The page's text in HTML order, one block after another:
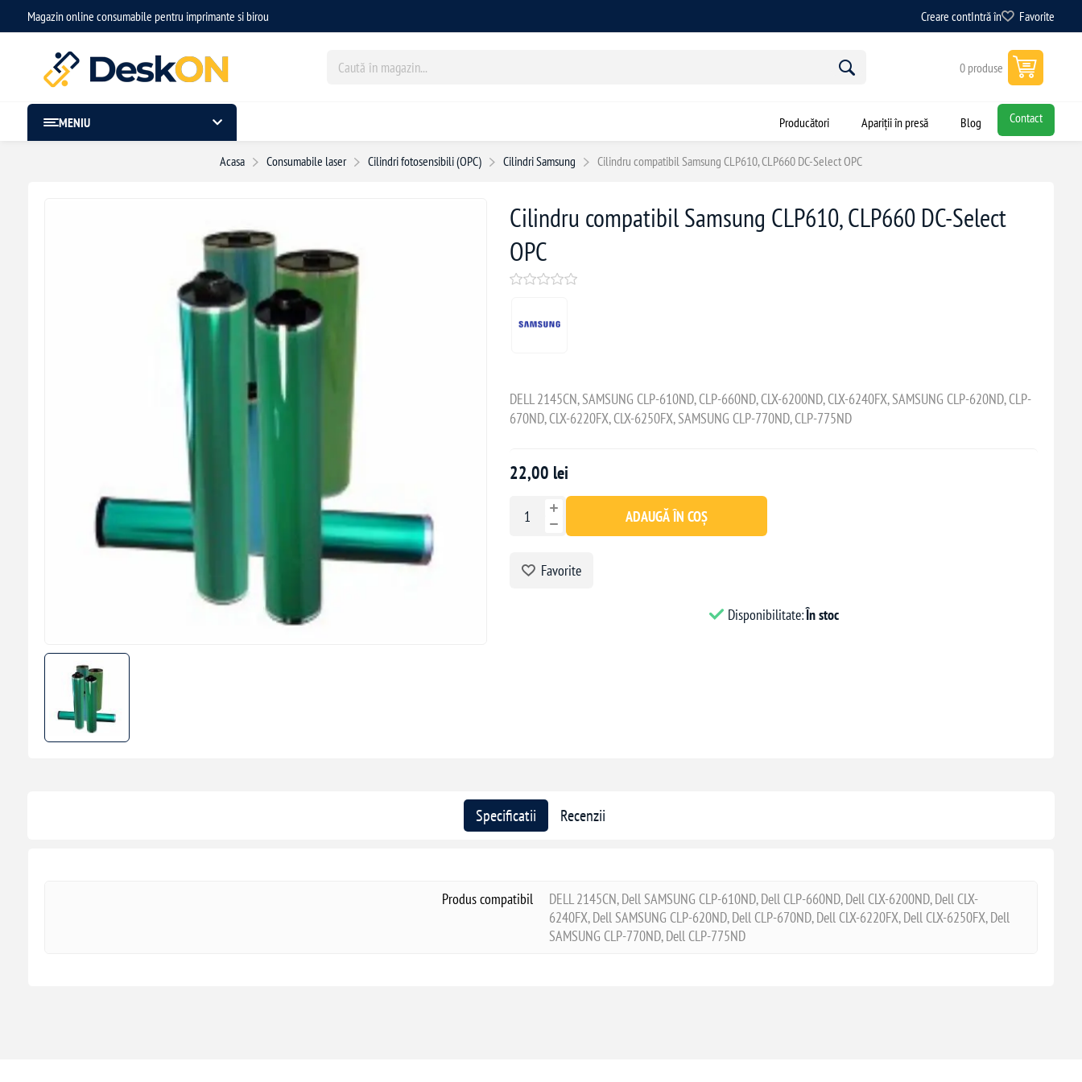
Magazin online consumabile pentru imprimante si birou Creare contIntră în Favorite
0 produse
MENIU Producători Apariții în presă Blog Contact
Acasa Consumabile laser Cilindri fotosensibili (OPC) Cilindri Samsung Cilindru compatibil Samsung CLP610, CLP660 DC-Select OPC
Cilindru compatibil Samsung CLP610, CLP660 DC-Select
OPC
DELL 2145CN, SAMSUNG CLP-610ND, CLP-660ND, CLX-6200ND, CLX-6240FX, SAMSUNG CLP-620ND, CLP-
670ND, CLX-6220FX, CLX-6250FX, SAMSUNG CLP-770ND, CLP-775ND
22,00 lei
ADAUGĂ ÎN COȘ
Favorite
Disponibilitate:În stoc
Specificatii Recenzii
Produs compatibil
DELL 2145CN, Dell SAMSUNG CLP-610ND, Dell CLP-660ND, Dell CLX-6200ND, Dell CLX-
6240FX, Dell SAMSUNG CLP-620ND, Dell CLP-670ND, Dell CLX-6220FX, Dell CLX-6250FX, Dell
SAMSUNG CLP-770ND, Dell CLP-775ND